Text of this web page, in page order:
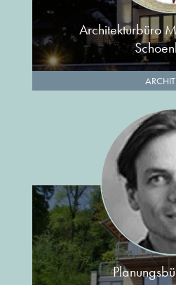
Architekturbüro